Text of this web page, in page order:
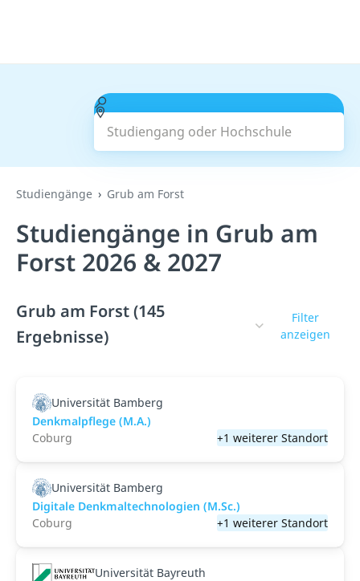
Studiengang oder Hochschule
Suchen
Studiengänge Grub am Forst
Studiengänge in Grub am
Forst 2026 & 2027
Grub am Forst (145
Ergebnisse)
Filter
anzeigen
Universität Bamberg
Denkmalpflege (M.A.)
Coburg
+1 weiterer Standort
Universität Bamberg
Digitale Denkmaltechnologien (M.Sc.)
Coburg
+1 weiterer Standort
Universität Bayreuth